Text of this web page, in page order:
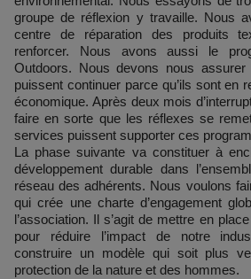
groupe de réflexion y travaille. Nous
centre de réparation des produits
renforcer. Nous avons aussi le
Outdoors. Nous devons nous
puissent continuer parce qu’ils sont en
économique. Après deux mois
faire en sorte que les réflexes se
services puissent supporter ces
La phase suivante va constituer à
développement durable dans
réseau des adhérents. Nous voulons
qui crée une charte d’engagement
l’association. Il s’agit de mettre en
pour réduire l’impact de notre
construire un modèle qui soit plus
protection de la nature et des hommes.